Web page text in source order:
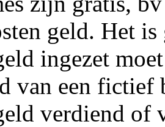
geld. Het
ingezet
van een
verdiend of